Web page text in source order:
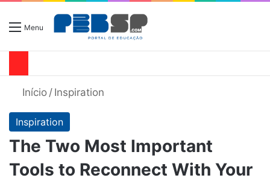
Menu
Início / Inspiration
Inspiration
The Two Most Important
Tools to Reconnect With Your